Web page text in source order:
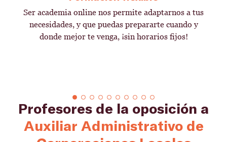
Ser academia online nos permite adaptarnos a tus
necesidades, y que puedas prepararte cuando y
donde mejor te venga, ¡sin horarios fijos!
Profesores de la oposición a
Auxiliar Administrativo de